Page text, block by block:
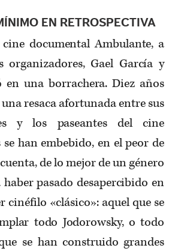
EN RETROSPECTIVA
documental Ambulante, a
organizadores, Gael García y
en una borrachera. Diez años
resaca afortunada entre sus
y los paseantes del cine
han embebido, en el peor de
de lo mejor de un género
pasado desapercibido en
cinéfilo «clásico»: aquel que se
todo Jodorowsky, o todo
se han construido grandes